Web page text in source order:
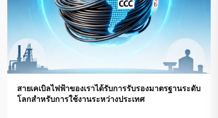
สายเคเบิลไฟฟ้าของเราได้รับการรับรองมาตรฐานระดับ
โลกสำหรับการใช้งานระหว่างประเทศ